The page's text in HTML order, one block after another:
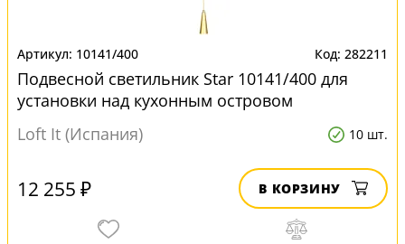
10141/400 282211
Подвесной светильник Star 10141/400 для
установки над кухонным островом
Loft It (Испания)
10 шт.
12 255 ₽ В КОРЗИНУ